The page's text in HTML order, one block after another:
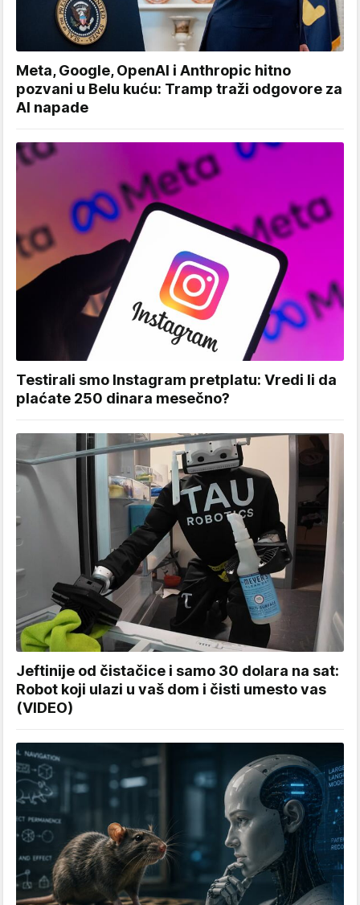
Meta, Google, OpenAI i Anthropic hitno
pozvani u Belu kuću: Tramp traži odgovore za
AI napade
Testirali smo Instagram pretplatu: Vredi li da
plaćate 250 dinara mesečno?
Jeftinije od čistačice i samo 30 dolara na sat:
Robot koji ulazi u vaš dom i čisti umesto vas
(VIDEO)